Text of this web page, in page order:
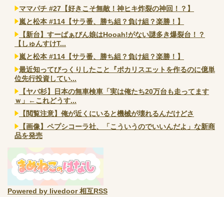
ママパチ #27【好きこそ無敵！神ヒキ炸裂の神回！？】
嵐と松本 #114【サラ番、勝ち組？負け組？楽勝！】
【新台】すーぱぁびん娘はHooah!がない謎多き爆裂台！？
【しゅんすけT...
嵐と松本 #114【サラ番、勝ち組？負け組？楽勝！】
最近知ってびっくりしたこと『ポカリスエットを作るのに億単
位先行投資してい...
【ヤバ杉】日本の無車検車「実は俺たち20万台も走ってます
ｗ」←これどうす...
【閲覧注意】俺が近くにいると機械が壊れるんだけどさ
【画像】ペプシコーラ社、「こういうのでいいんだよ」な新商
品を発売
Powered by livedoor 相互RSS